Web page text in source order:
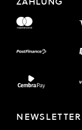
NEWSLETTER